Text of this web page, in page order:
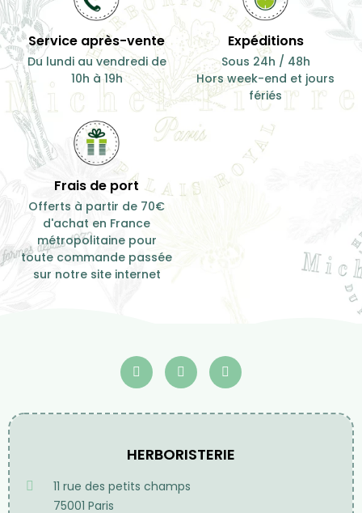
Service après-vente
Du lundi au vendredi de
10h à 19h
Expéditions
Sous 24h / 48h
Hors week-end et jours
fériés
Frais de port
Offerts à partir de 70€
d'achat en France
métropolitaine pour
toute commande passée
sur notre site internet
HERBORISTERIE
11 rue des petits champs
75001 Paris